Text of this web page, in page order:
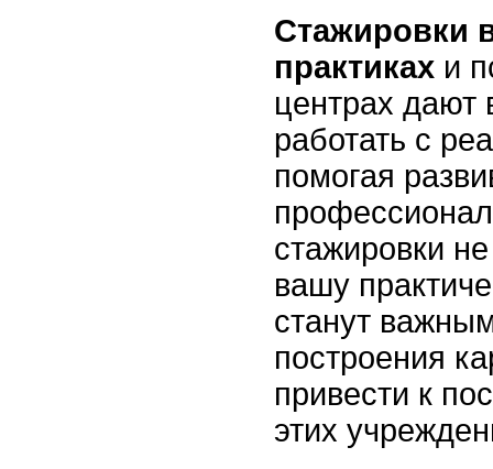
Стажировки
практиках и
центрах дают
работать с
помогая
стажировки
вашу
станут
построения
привести к
этих